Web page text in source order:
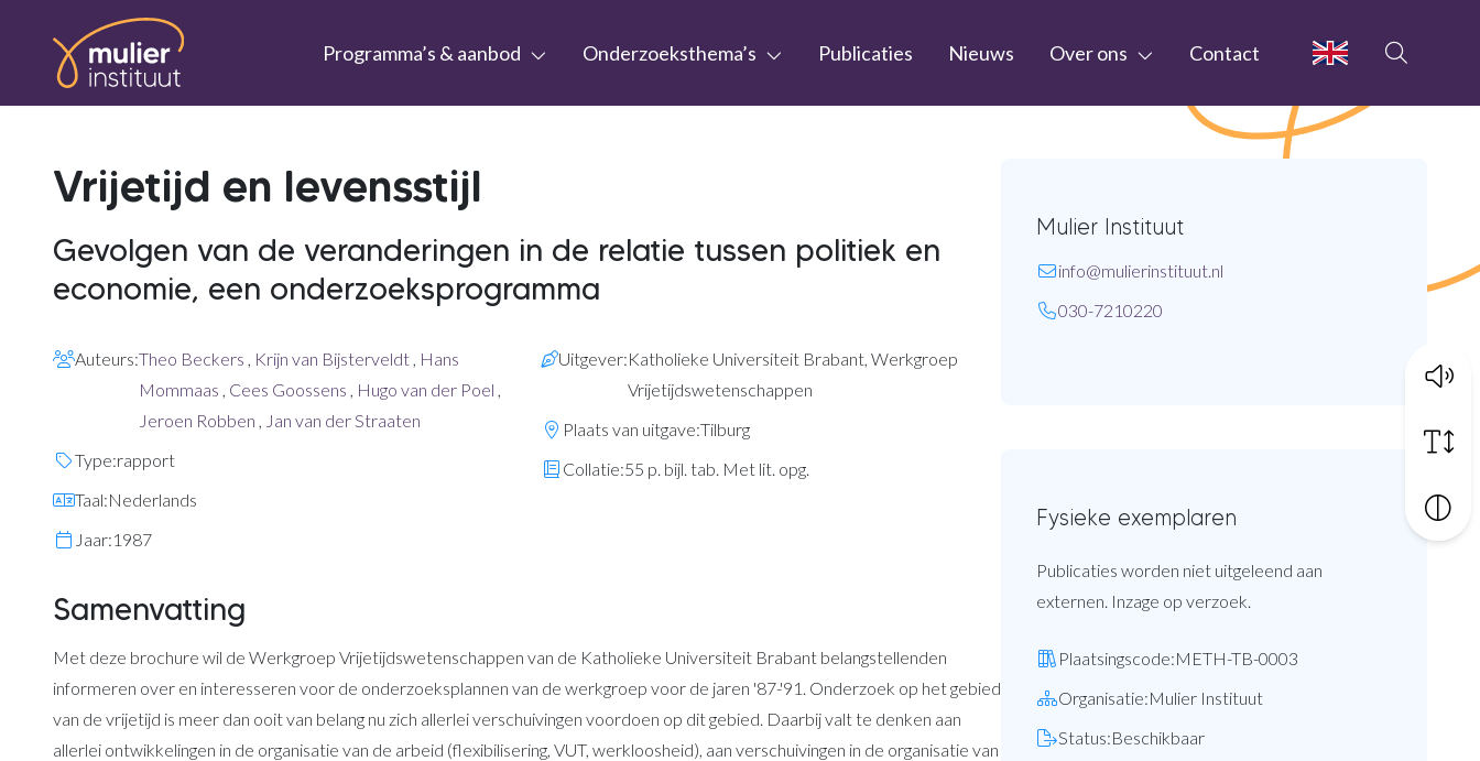
Ga naar de inhoud
Programma’s & aanbod Onderzoeksthema’s Publicaties Nieuws Over ons Contact
Vrijetijd en levensstijl
Gevolgen van de veranderingen in de relatie tussen politiek en
economie, een onderzoeksprogramma
Auteurs:Theo Beckers , Krijn van Bijsterveldt , Hans
Mommaas , Cees Goossens , Hugo van der Poel ,
Jeroen Robben , Jan van der Straaten
Type:rapport
Taal:Nederlands
Jaar:1987
Uitgever:Katholieke Universiteit Brabant, Werkgroep
Vrijetijdswetenschappen
Plaats van uitgave:Tilburg
Collatie:55 p. bijl. tab. Met lit. opg.
Samenvatting
Met deze brochure wil de Werkgroep Vrijetijdswetenschappen van de Katholieke Universiteit Brabant belangstellenden
informeren over en interesseren voor de onderzoeksplannen van de werkgroep voor de jaren '87-'91. Onderzoek op het gebied
van de vrijetijd is meer dan ooit van belang nu zich allerlei verschuivingen voordoen op dit gebied. Daarbij valt te denken aan
allerlei ontwikkelingen in de organisatie van de arbeid (flexibilisering, VUT, werkloosheid), aan verschuivingen in de organisatie van
Mulier Instituut
E-mail:
info@mulierinstituut.nl
Telefoon:
030-7210220
Fysieke exemplaren
Publicaties worden niet uitgeleend aan
externen. Inzage op verzoek.
Plaatsingscode:METH-TB-0003
Organisatie:Mulier Instituut
Status:Beschikbaar